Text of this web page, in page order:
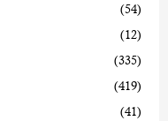
(54)
(12)
(335)
(419)
(41)